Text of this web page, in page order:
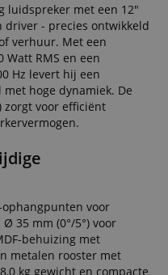
luidspreker met een 12"
driver - precies ontwikkeld
verhuur. Met een
RMS en een
Hz levert hij een
hoge dynamiek. De
zorgt voor efficiënt
ophangpunten voor
35 mm (0°/5°) voor
behuizing met
metalen rooster met
kg gewicht en compacte